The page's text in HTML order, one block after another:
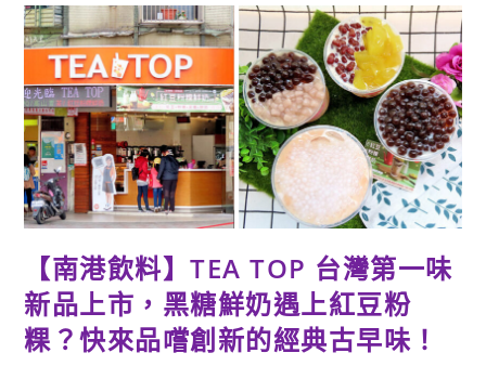
沐
越
Mu
Viet
越
式
料
理-
羅
斯
福
店，
法
式
氛
的
越
式
饗
宴，
家
庭
【南港飲料】TEA TOP 台灣第一味
新品上市，黑糖鮮奶遇上紅豆粉
粿？快來品嚐創新的經典古早味！